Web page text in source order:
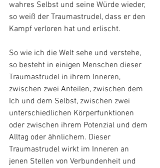
wahres Selbst und seine Würde wieder,
so weiß der Traumastrudel, dass er den
Kampf verloren hat und erlischt.
So wie ich die Welt sehe und verstehe,
so besteht in einigen Menschen dieser
Traumastrudel in ihrem Inneren,
zwischen zwei Anteilen, zwischen dem
Ich und dem Selbst, zwischen zwei
unterschiedlichen Körperfunktionen
oder zwischen ihrem Potenzial und dem
Alltag oder ähnlichem. Dieser
Traumastrudel wirkt im Inneren an
jenen Stellen von Verbundenheit und